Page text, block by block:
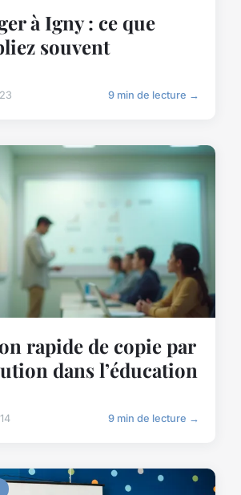
à Igny : ce que
souvent
9 min de lecture →
rapide de copie par
dans l’éducation
9 min de lecture →